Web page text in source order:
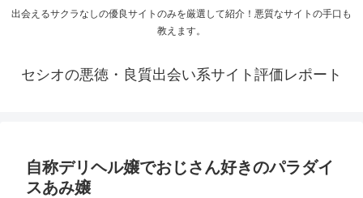
出会えるサクラなしの優良サイトのみを厳選して紹介！悪質なサイトの手口も
教えます。
セシオの悪徳・良質出会い系サイト評価レポート
自称デリヘル嬢でおじさん好きのパラダイ
スあみ嬢